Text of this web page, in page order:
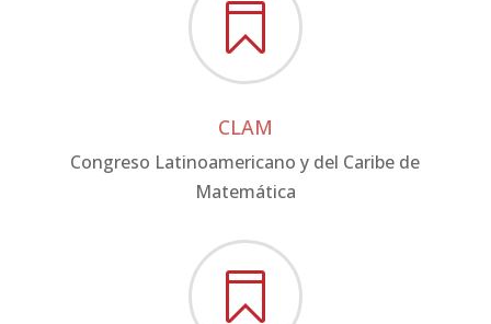

CLAM
Congreso Latinoamericano y del Caribe de
Matemática
